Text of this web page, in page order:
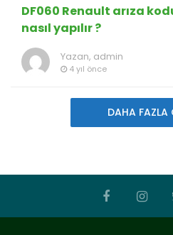
DF060 Renault arıza
nasıl yapılır ?
Yazan, admin
4 yıl önce
DAHA FAZLA